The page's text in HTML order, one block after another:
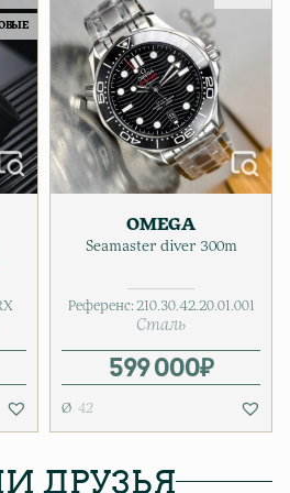
OMEGA
Seamaster diver 300m
Референс: 210.30.42.20.01.001
Сталь
599 000₽
42
ДРУЗЬЯ